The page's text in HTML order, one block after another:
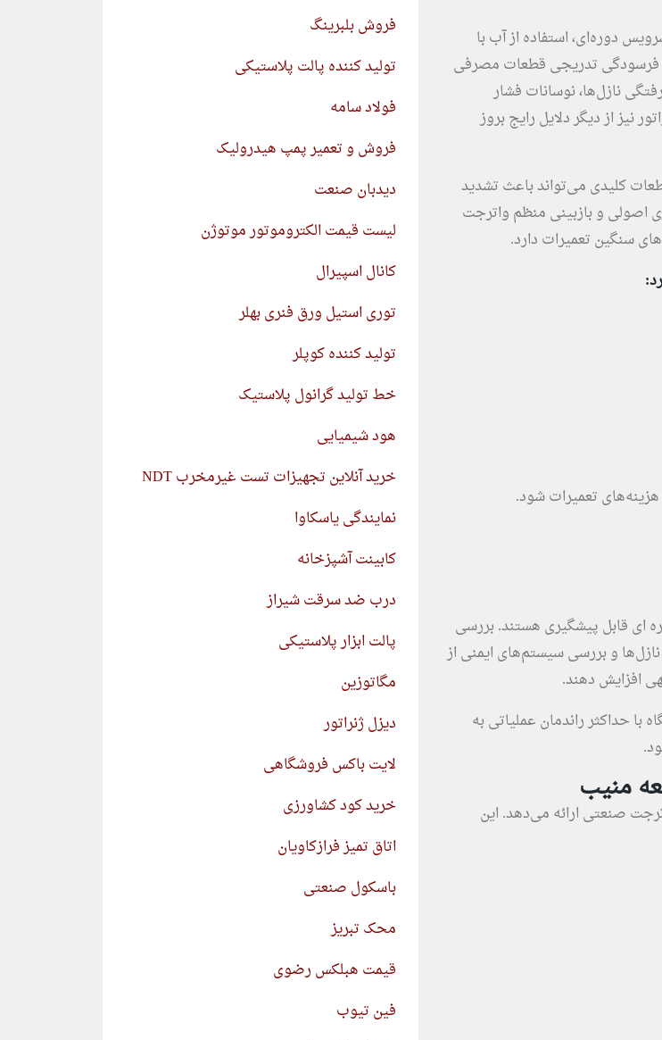
دوره‌ای، استفاده از آب با
و فرسودگی تدریجی قطعات مصرفی
نازل‌ها، نوسانات فشار
نیز از دیگر دلایل رایج بروز
کلیدی می‌تواند باعث تشدید
اصولی و بازبینی منظم واترجت
سنگین تعمیرات دارد.
تعمیرات شود.
ای قابل پیشگیری هستند. بررسی
و بررسی سیستم‌های ایمنی از
افزایش دهند.
حداکثر راندمان عملیاتی به
منیب
صنعتی ارائه می‌دهد. این
فروش بلبرینگ
تولید کننده پالت پلاستیکی
فولاد سامه
فروش و تعمیر پمپ هیدرولیک
دیدبان صنعت
لیست قیمت الکتروموتور موتوژن
کانال اسپیرال
توری استیل ورق فنری بهلر
تولید کننده کوپلر
خط تولید گرانول پلاستیک
هود شیمیایی
خرید آنلاین تجهیزات تست غیرمخرب NDT
نمایندگی یاسکاوا
کابینت آشپزخانه
درب ضد سرقت شیراز
پالت ابزار پلاستیکی
مگاتوزین
دیزل ژنراتور
لایت باکس فروشگاهی
خرید کود کشاورزی
اتاق تمیز فرازکاویان
باسکول صنعتی
محک تبریز
قیمت هبلکس رضوی
فین تیوب